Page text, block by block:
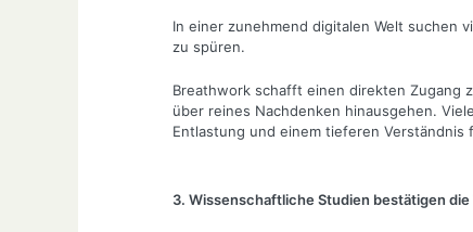
In einer zunehmend digitalen Welt suchen
zu spüren.
Breathwork schafft einen direkten Zugang
über reines Nachdenken hinausgehen.
Entlastung und einem tieferen Verständnis
3. Wissenschaftliche Studien bestätigen die